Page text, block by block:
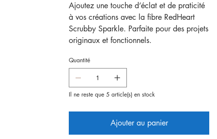
Ajoutez une touche d’éclat et de praticité
à vos créations avec la fibre RedHeart
Scrubby Sparkle. Parfaite pour des projets
originaux et fonctionnels.
Quantité
Il ne reste que 5 article(s) en stock
Ajouter au panier